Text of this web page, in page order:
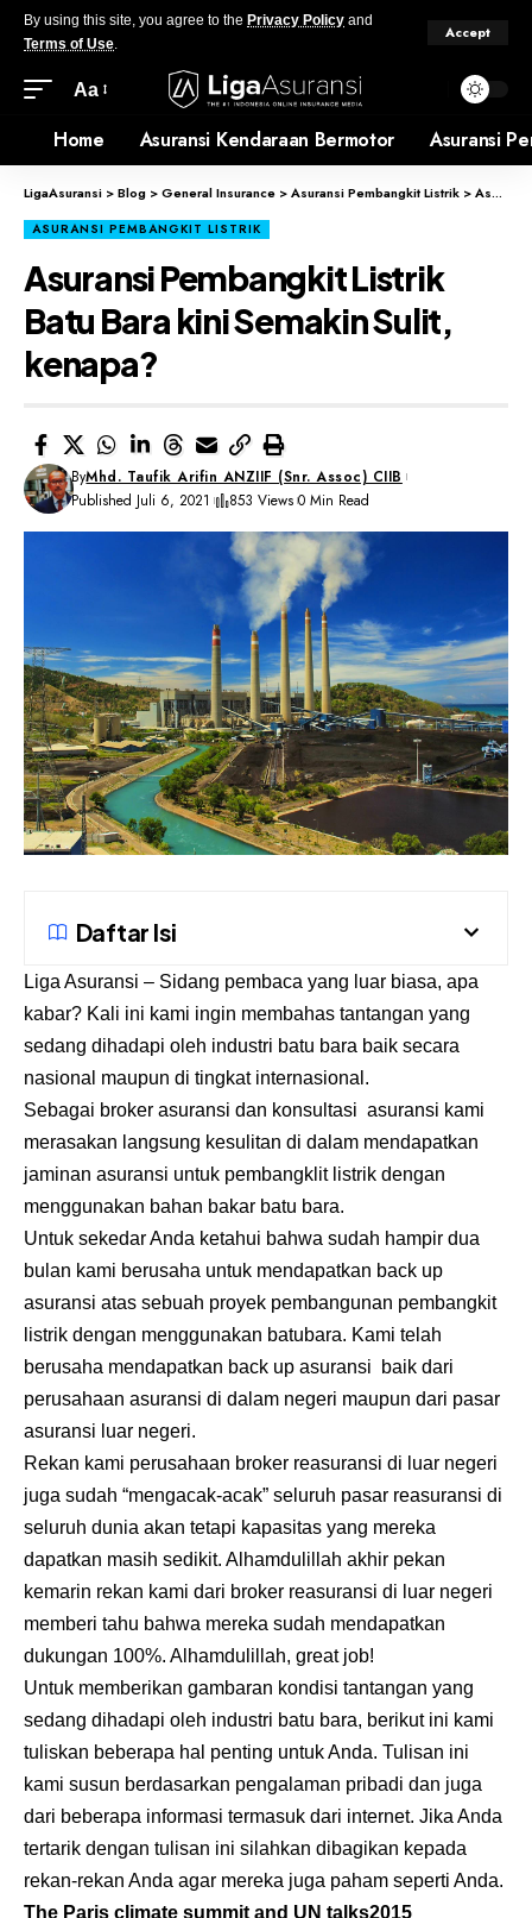
By using this site, you agree to the Privacy Policy and
Terms of Use.
Accept
Aa
Home Asuransi Kendaraan Bermotor Asuransi
LigaAsuransi >Blog >General Insurance >Asuransi Pembangkit Listrik >Asuransi Pembangkit Listrik Batu Bara kini Semakin Sulit, kenapa?
ASURANSI PEMBANGKIT LISTRIK
Asuransi Pembangkit Listrik
Batu Bara kini Semakin Sulit,
kenapa?
ByMhd. Taufik Arifin ANZIIF (Snr. Assoc) CIIB
Published Juli 6, 2021
853 Views 0 Min Read
Daftar Isi
Liga Asuransi – Sidang pembaca yang luar biasa, apa
kabar? Kali ini kami ingin membahas tantangan yang
sedang dihadapi oleh industri batu bara baik secara
nasional maupun di tingkat internasional.
Sebagai broker asuransi dan konsultasi asuransi kami
merasakan langsung kesulitan di dalam mendapatkan
jaminan asuransi untuk pembangklit listrik dengan
menggunakan bahan bakar batu bara.
Untuk sekedar Anda ketahui bahwa sudah hampir dua
bulan kami berusaha untuk mendapatkan back up
asuransi atas sebuah proyek pembangunan pembangkit
listrik dengan menggunakan batubara. Kami telah
berusaha mendapatkan back up asuransi baik dari
perusahaan asuransi di dalam negeri maupun dari pasar
asuransi luar negeri.
Rekan kami perusahaan broker reasuransi di luar negeri
juga sudah “mengacak-acak” seluruh pasar reasuransi di
seluruh dunia akan tetapi kapasitas yang mereka
dapatkan masih sedikit. Alhamdulillah akhir pekan
kemarin rekan kami dari broker reasuransi di luar negeri
memberi tahu bahwa mereka sudah mendapatkan
dukungan 100%. Alhamdulillah, great job!
Untuk memberikan gambaran kondisi tantangan yang
sedang dihadapi oleh industri batu bara, berikut ini kami
tuliskan beberapa hal penting untuk Anda. Tulisan ini
kami susun berdasarkan pengalaman pribadi dan juga
dari beberapa informasi termasuk dari internet. Jika Anda
tertarik dengan tulisan ini silahkan dibagikan kepada
rekan-rekan Anda agar mereka juga paham seperti Anda.
The Paris climate summit and UN talks2015